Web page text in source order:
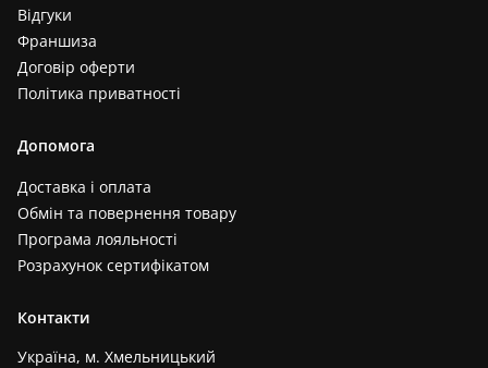
Відгуки
Франшиза
Договір оферти
Політика приватності
Допомога
Доставка і оплата
Обмін та повернення товару
Програма лояльності
Розрахунок сертифікатом
Контакти
Україна, м. Хмельницький